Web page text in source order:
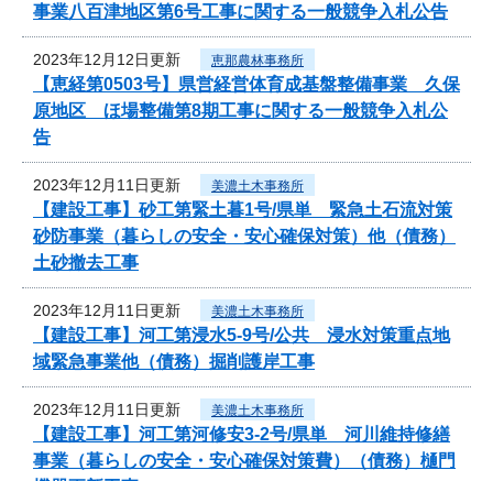
事業八百津地区第6号工事に関する一般競争入札公告
2023年12月12日更新 恵那農林事務所
【恵経第0503号】県営経営体育成基盤整備事業 久保
原地区 ほ場整備第8期工事に関する一般競争入札公
告
2023年12月11日更新 美濃土木事務所
【建設工事】砂工第緊土暮1号/県単 緊急土石流対策
砂防事業（暮らしの安全・安心確保対策）他（債務）
土砂撤去工事
2023年12月11日更新 美濃土木事務所
【建設工事】河工第浸水5-9号/公共 浸水対策重点地
域緊急事業他（債務）掘削護岸工事
2023年12月11日更新 美濃土木事務所
【建設工事】河工第河修安3-2号/県単 河川維持修繕
事業（暮らしの安全・安心確保対策費）（債務）樋門